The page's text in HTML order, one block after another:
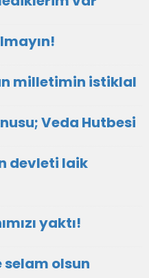
milletimin istiklal
Veda Hutbesi
devleti laik
yaktı!
olsun